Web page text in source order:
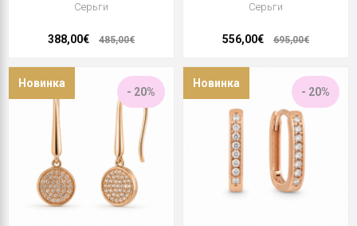
Серьги
388,00€ 485,00€
Серьги
556,00€ 695,00€
- 20%
Новинка
- 20%
Новинка